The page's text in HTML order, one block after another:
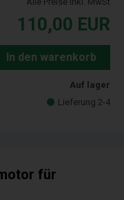
110,00 EUR
In den warenkorb
Auf lager
Lieferung 2-4
für